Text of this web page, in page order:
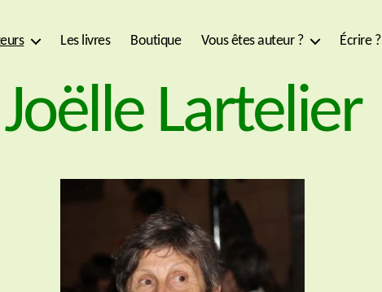
Les livres Boutique Vous êtes auteur ? Écrire ?
Joëlle Lartelier